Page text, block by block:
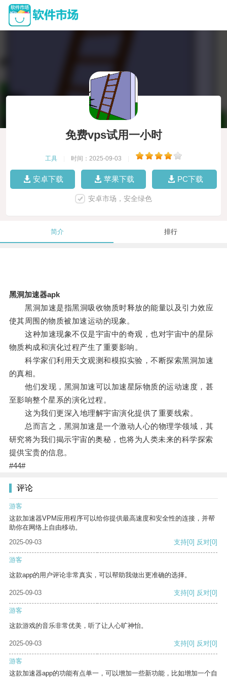
免费vps试用一小时
工具 时间：2025-09-03
安卓下载 苹果下载 PC下载
安卓市场，安全绿色
简介 排行
黑洞加速器apk
黑洞加速是指黑洞吸收物质时释放的能量以及引力效应
使其周围的物质被加速运动的现象。
这种加速现象不仅是宇宙中的奇观，也对宇宙中的星际
物质构成和演化过程产生了重要影响。
科学家们利用天文观测和模拟实验，不断探索黑洞加速
的真相。
他们发现，黑洞加速可以加速星际物质的运动速度，甚
至影响整个星系的演化过程。
这为我们更深入地理解宇宙演化提供了重要线索。
总而言之，黑洞加速是一个激动人心的物理学领域，其
研究将为我们揭示宇宙的奥秘，也将为人类未来的科学探索
提供宝贵的信息。
#44#
评论
游客
这款加速器VPM应用程序可以给你提供最高速度和安全性的连接，并帮
助你在网络上自由移动。
2025-09-03
支持[0] 反对[0]
游客
这款app的用户评论非常真实，可以帮助我做出更准确的选择。
2025-09-03 支持[0] 反对[0]
游客
这款游戏的音乐非常优美，听了让人心旷神怡。
2025-09-03 支持[0] 反对[0]
游客
这款加速器app的功能有点单一，可以增加一些新功能，比如增加一个自